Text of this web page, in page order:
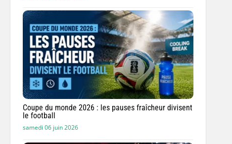
Coupe du monde 2026 : les pauses fraîcheur divisent
le football
samedi 06 juin 2026